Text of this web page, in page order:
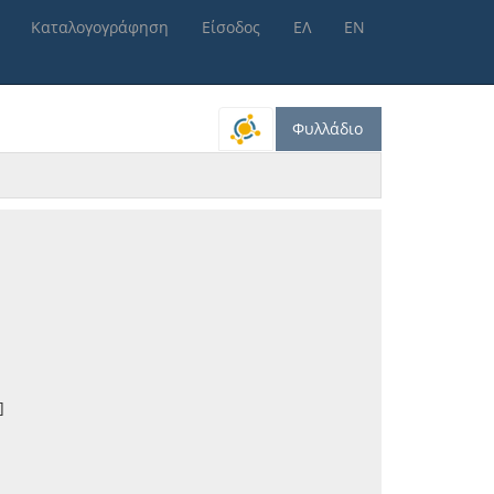
Καταλογογράφηση Είσοδος ΕΛ ΕΝ
Φυλλάδιο